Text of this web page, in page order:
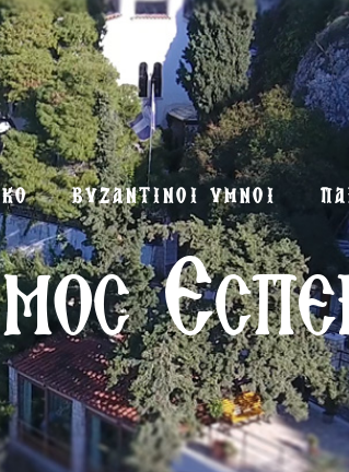
ΒΥΖΑΝΤΙΝΟΙ ΥΜΝΟΙ